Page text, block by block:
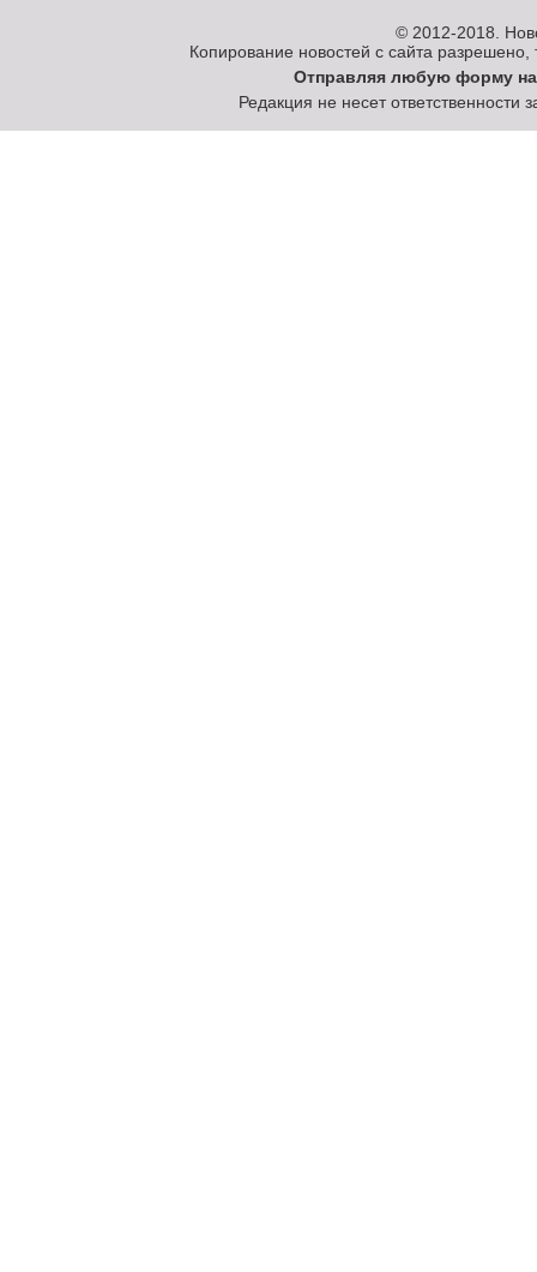
© 2012-2018.
Копирование новостей с сайта разрешено,
Отправляя любую форму на
Редакция не несет